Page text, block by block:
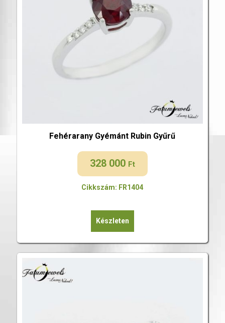
Fehérarany Gyémánt Rubin Gyűrű
328 000 Ft
Cikkszám: FR1404
Készleten